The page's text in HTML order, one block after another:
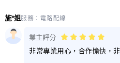
施*姐服務： 電路配線
業主評分
非常專業用心，合作愉快，